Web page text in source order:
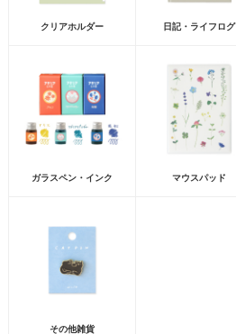
クリアホルダー 日記・ライフログ
ガラスペン・インク マウスパッド
その他雑貨